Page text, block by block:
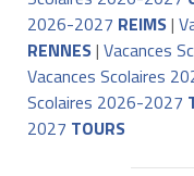
2026-2027 REIMS|
RENNES| Vacances
Vacances Scolaires
Scolaires 2026-2027
2027 TOURS